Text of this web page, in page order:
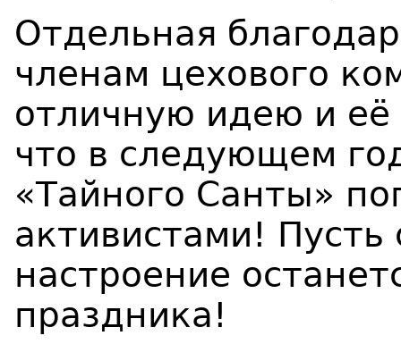
Отдельная
членам цехового
отличную идею и
что в следующем
«Тайного Санты»
активистами! Пусть
настроение
праздника!